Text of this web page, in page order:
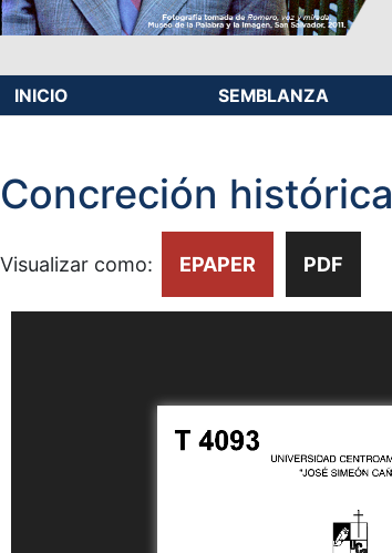
INICIO SEMBLANZA
Concreción histórica
Visualizar como: EPAPER PDF